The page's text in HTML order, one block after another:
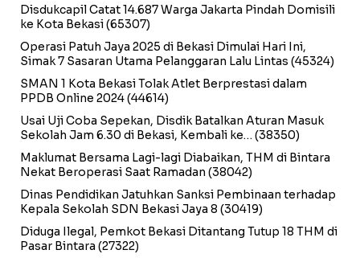
Disdukcapil Catat 14.687 Warga Jakarta Pindah Domisili
ke Kota Bekasi(65307)
Operasi Patuh Jaya 2025 di Bekasi Dimulai Hari Ini,
Simak 7 Sasaran Utama Pelanggaran Lalu Lintas (45324)
SMAN 1 Kota Bekasi Tolak Atlet Berprestasi dalam
PPDB Online 2024(44614)
Usai Uji Coba Sepekan, Disdik Batalkan Aturan Masuk
Sekolah Jam 6.30 di Bekasi, Kembali ke… (38350)
Maklumat Bersama Lagi-lagi Diabaikan, THM di Bintara
Nekat Beroperasi Saat Ramadan (38042)
Dinas Pendidikan Jatuhkan Sanksi Pembinaan terhadap
Kepala Sekolah SDN Bekasi Jaya 8 (30419)
Diduga Ilegal, Pemkot Bekasi Ditantang Tutup 18 THM di
Pasar Bintara (27322)